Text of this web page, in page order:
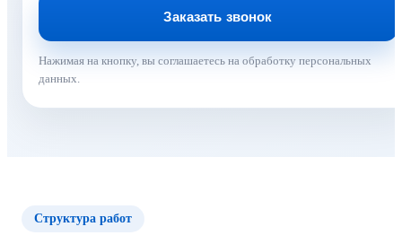
Нажимая на кнопку, вы соглашаетесь на обработку персональных
данных.
Структура работ